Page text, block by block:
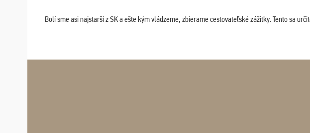
Bolí sme asi najstarší z SK a ešte kým vládzeme, zbierame cestovateľské zážitky. Tento sa